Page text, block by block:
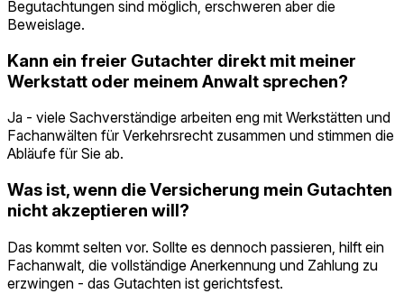
Begutachtungen sind möglich, erschweren aber die
Beweislage.
Kann ein freier Gutachter direkt mit meiner
Werkstatt oder meinem Anwalt sprechen?
Ja - viele Sachverständige arbeiten eng mit Werkstätten und
Fachanwälten für Verkehrsrecht zusammen und stimmen die
Abläufe für Sie ab.
Was ist, wenn die Versicherung mein Gutachten
nicht akzeptieren will?
Das kommt selten vor. Sollte es dennoch passieren, hilft ein
Fachanwalt, die vollständige Anerkennung und Zahlung zu
erzwingen - das Gutachten ist gerichtsfest.